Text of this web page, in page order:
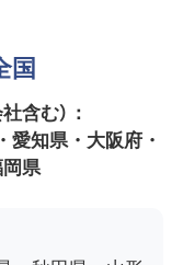
国
含む）：
愛知県・大阪府・
県